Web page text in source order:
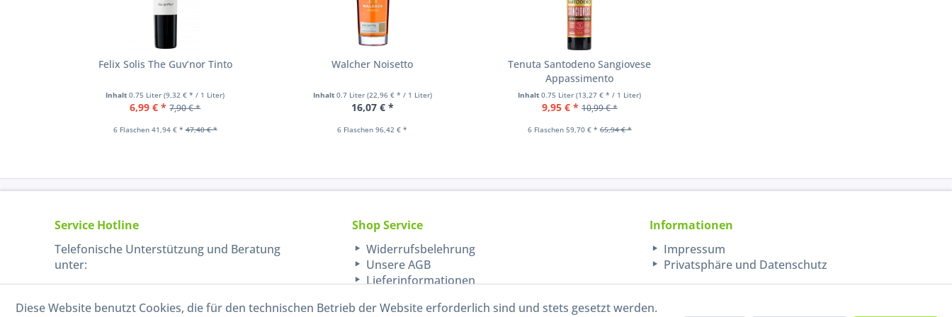
Felix Solis The Guv’nor Tinto
Inhalt0.75 Liter(9,32 € * / 1 Liter)
6,99 € * 7,90 € *
6 Flaschen 41,94 € * 47,40 € *
Walcher Noisetto
Inhalt 0.7 Liter (22,96 € * / 1 Liter)
16,07 € *
6 Flaschen 96,42 € *
Tenuta Santodeno Sangiovese
Appassimento
Inhalt0.75 Liter(13,27 € * / 1 Liter)
9,95 € * 10,99 € *
6 Flaschen 59,70 € * 65,94 € *
Service Hotline
Telefonische Unterstützung und Beratung
unter:
040-880 99 770
Shop Service
Widerrufsbelehrung
Unsere AGB
Lieferinformationen
Informationen
Impressum
Privatsphäre und Datenschutz
Diese Website benutzt Cookies, die für den technischen Betrieb der Website erforderlich sind und stets gesetzt werden.